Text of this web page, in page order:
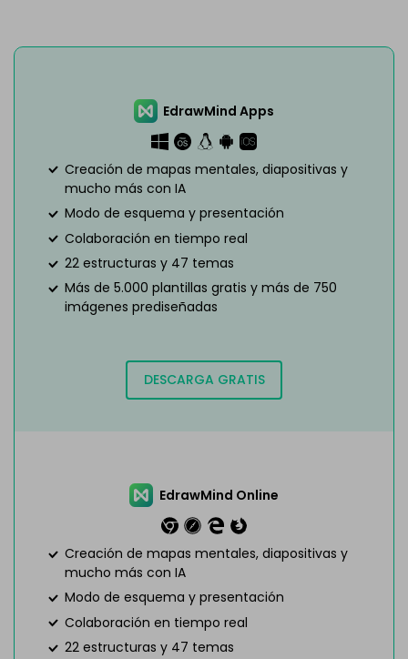
EdrawMind Apps
Creación de mapas mentales, diapositivas y
mucho más con IA
Modo de esquema y presentación
Colaboración en tiempo real
22 estructuras y 47 temas
Más de 5.000 plantillas gratis y más de 750
imágenes prediseñadas
DESCARGA GRATIS
EdrawMind Online
Creación de mapas mentales, diapositivas y
mucho más con IA
Modo de esquema y presentación
Colaboración en tiempo real
22 estructuras y 47 temas